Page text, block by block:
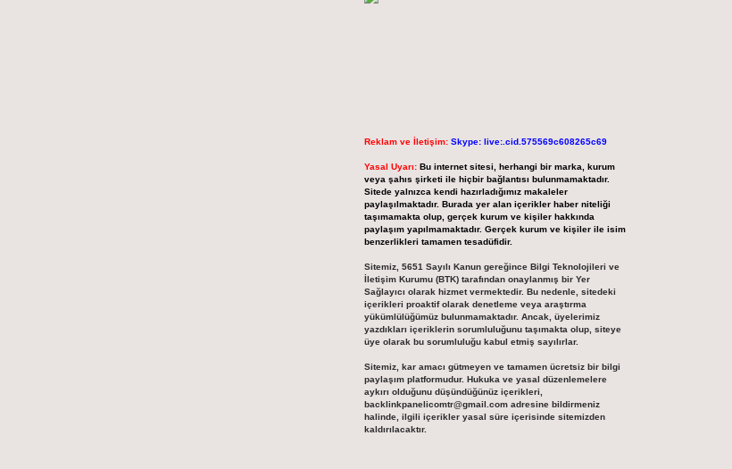
Reklam ve İletişim: Skype: live:.cid.575569c608265c69
Yasal Uyarı: Bu internet sitesi, herhangi bir marka, kurum
veya şahıs şirketi ile hiçbir bağlantısı bulunmamaktadır.
Sitede yalnızca kendi hazırladığımız makaleler
paylaşılmaktadır. Burada yer alan içerikler haber niteliği
taşımamakta olup, gerçek kurum ve kişiler hakkında
paylaşım yapılmamaktadır. Gerçek kurum ve kişiler ile isim
benzerlikleri tamamen tesadüfidir.
Sitemiz, 5651 Sayılı Kanun gereğince Bilgi Teknolojileri ve
İletişim Kurumu (BTK) tarafından onaylanmış bir Yer
Sağlayıcı olarak hizmet vermektedir. Bu nedenle, sitedeki
içerikleri proaktif olarak denetleme veya araştırma
yükümlülüğümüz bulunmamaktadır. Ancak, üyelerimiz
yazdıkları içeriklerin sorumluluğunu taşımakta olup, siteye
üye olarak bu sorumluluğu kabul etmiş sayılırlar.
Sitemiz, kar amacı gütmeyen ve tamamen ücretsiz bir bilgi
paylaşım platformudur. Hukuka ve yasal düzenlemelere
aykırı olduğunu düşündüğünüz içerikleri,
backlinkpanelicomtr@gmail.comadresine bildirmeniz
halinde, ilgili içerikler yasal süre içerisinde sitemizden
kaldırılacaktır.